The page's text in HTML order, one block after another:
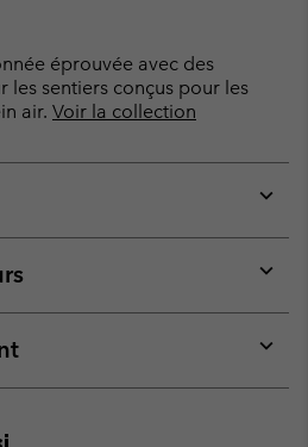
éprouvée avec des
les sentiers conçus pour les
air. Voir la collection
or
or
or